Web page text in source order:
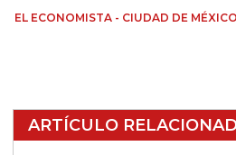
EL ECONOMISTA - CIUDAD DE MÉXICO
ARTÍCULO